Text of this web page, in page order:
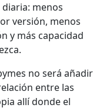
menos
versión, menos
y más capacidad
no será añadir
entre las
allí donde el